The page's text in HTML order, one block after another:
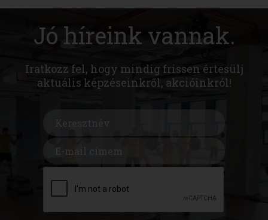
Jó híreink vannak.
Iratkozz fel, hogy mindig frissen értesülj
aktuális képzéseinkről, akcióinkról!